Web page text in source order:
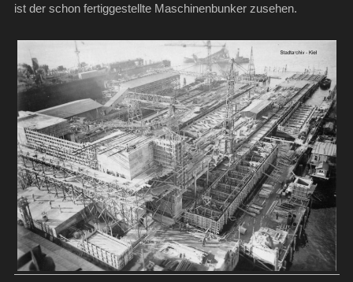
ist der schon fertiggestellte Maschinenbunker zusehen.